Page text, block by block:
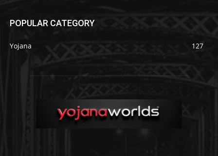
POPULAR CATEGORY
Yojana 127